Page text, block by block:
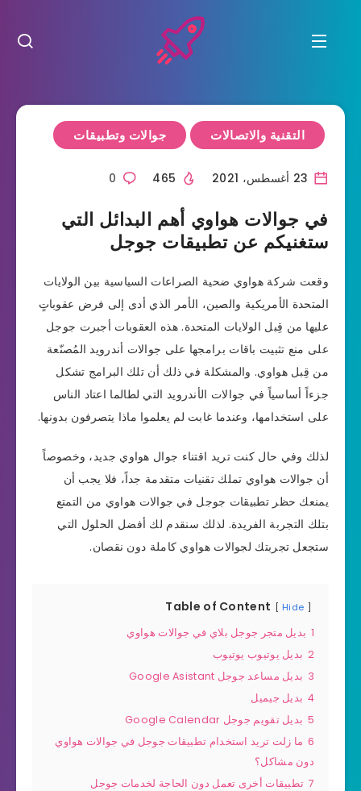
التقنية والاتصالات جوالات وتطبيقات
0
في جوالات هواوي أهم البدائل التي
ستغنيكم عن تطبيقات جوجل
وقعت شركة هواوي ضحية الصراعات السياسية بين الولايات
المتحدة الأمريكية والصين، الأمر الذي أدى إلى فرض عقوباتٍ
عليها من قِبل الولايات المتحدة. هذه العقوبات أجبرت جوجل
على منع تثبيت باقات برامجها على جوالات أندرويد المُصنّعة
من قِبل هواوي. والمشكلة في ذلك أن تلك البرامج تشكل
جزءاً أساسياً في جوالات الأندرويد التي لطالما اعتاد الناس
على استخدامها، وعندما غابت لم يعلموا ماذا يتصرفون بدونها.
لذلك وفي حال كنت تريد اقتناء جوال هواوي جديد، وخصوصاً
أن جوالات هواوي تملك تقنيات متقدمة جداً، فلا يجب أن
يمنعك حظر تطبيقات جوجل في جوالات هواوي من التمتع
بتلك التجربة الفريدة. لذلك سنقدم لك أفضل الحلول التي
ستجعل تجربتك لجوالات هواوي كاملة دون نقصان.
Table of Content Hide
1 بديل متجر جوجل بلاي في جوالات هواوي
2 بديل يوتيوب يوتيوب
3 بديل مساعد جوجل Google Asistant
4 بديل جيميل
5 بديل تقويم جوجل Google Calendar
6 ما زلت تريد استخدام تطبيقات جوجل في جوالات هواوي
دون مشاكل؟
7 تطبيقات أخرى تعمل دون الحاجة لخدمات جوجل